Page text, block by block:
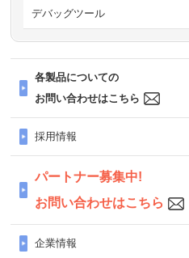
2026/3/1
2026/1/8
2025/6/5
・
デバッグツール
各製品についての
お問い合わせはこちら
採用情報
パートナー募集中!
お問い合わせはこちら
企業情報